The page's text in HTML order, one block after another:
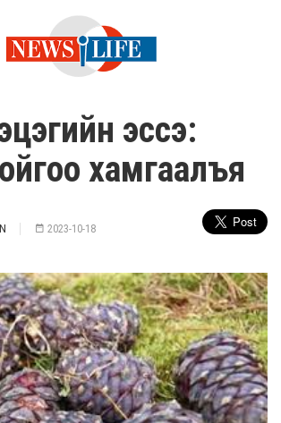
эссэ:
хамгаалъя
2023-10-18